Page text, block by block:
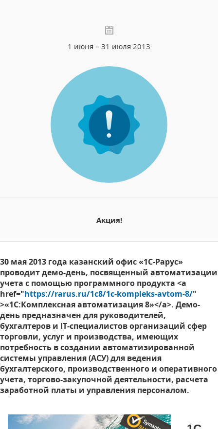
1 июня – 31 июля 2013
Акция!
30 мая 2013 года казанский офис «1С-Рарус»
проводит демо-день, посвященный автоматизации
учета с помощью программного продукта <a
href="https://rarus.ru/1c8/1c-kompleks-avtom-8/"
>«1С:Комплексная автоматизация 8»</a>. Демо-
день предназначен для руководителей,
бухгалтеров и IT-специалистов организаций сфер
торговли, услуг и производства, имеющих
потребность в создании автоматизированной
системы управления (АСУ) для ведения
бухгалтерского, производственного и оперативного
учета, торгово-закупочной деятельности, расчета
заработной платы и управления персоналом.